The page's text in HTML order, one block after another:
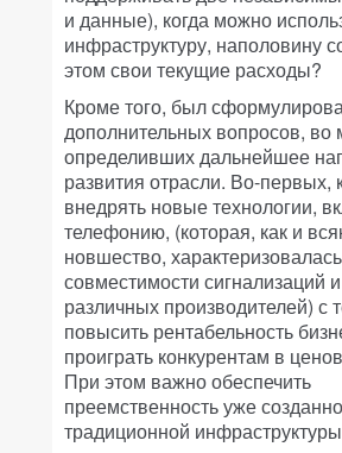
и данные), когда можно
инфраструктуру, наполовину
этом свои текущие расходы?
Кроме того, был
дополнительных вопросов, во
определивших дальнейшее
развития отрасли. Во-первых,
внедрять новые технологии,
телефонию, (которая, как и
новшество,
совместимости сигнализаций
различных производителей) с
повысить рентабельность
проиграть конкурентам в
При этом важно обеспечить
преемственность уже
традиционной